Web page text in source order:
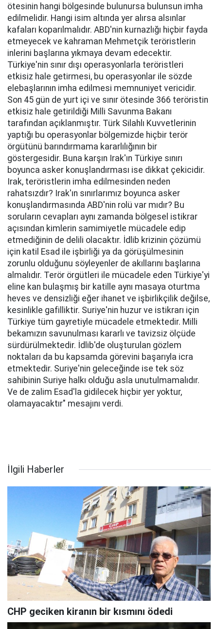
ötesinin hangi bölgesinde bulunursa bulunsun imha
edilmelidir. Hangi isim altında yer alırsa alsınlar
kafaları koparılmalıdır. ABD'nin kurnazlığı hiçbir fayda
etmeyecek ve kahraman Mehmetçik teröristlerin
inlerini başlarına yıkmaya devam edecektir.
Türkiye'nin sınır dışı operasyonlarla teröristleri
etkisiz hale getirmesi, bu operasyonlar ile sözde
elebaşlarının imha edilmesi memnuniyet vericidir.
Son 45 gün de yurt içi ve sınır ötesinde 366 teröristin
etkisiz hale getirildiği Milli Savunma Bakanı
tarafından açıklanmıştır. Türk Silahlı Kuvvetlerinin
yaptığı bu operasyonlar bölgemizde hiçbir terör
örgütünü barındırmama kararlılığının bir
göstergesidir. Buna karşın Irak'ın Türkiye sınırı
boyunca asker konuşlandırması ise dikkat çekicidir.
Irak, teröristlerin imha edilmesinden neden
rahatsızdır? Irak'ın sınırlarımız boyunca asker
konuşlandırmasında ABD'nin rolü var mıdır? Bu
soruların cevapları aynı zamanda bölgesel istikrar
açısından kimlerin samimiyetle mücadele edip
etmediğinin de delili olacaktır. İdlib krizinin çözümü
için katil Esad ile işbirliği ya da görüşülmesinin
zorunlu olduğunu söyleyenler de akıllarını başlarına
almalıdır. Terör örgütleri ile mücadele eden Türkiye'yi
eline kan bulaşmış bir katille aynı masaya oturtma
heves ve densizliği eğer ihanet ve işbirlikçilik değilse,
kesinlikle gafilliktir. Suriye'nin huzur ve istikrarı için
Türkiye tüm gayretiyle mücadele etmektedir. Milli
bekamızın savunulması kararlı ve tavizsiz ölçüde
sürdürülmektedir. İdlib'de oluşturulan gözlem
noktaları da bu kapsamda görevini başarıyla icra
etmektedir. Suriye'nin geleceğinde ise tek söz
sahibinin Suriye halkı olduğu asla unutulmamalıdır.
Ve de zalim Esad'la gidilecek hiçbir yer yoktur,
olamayacaktır" mesajını verdi.
İlgili Haberler
CHP geciken kiranın bir kısmını ödedi